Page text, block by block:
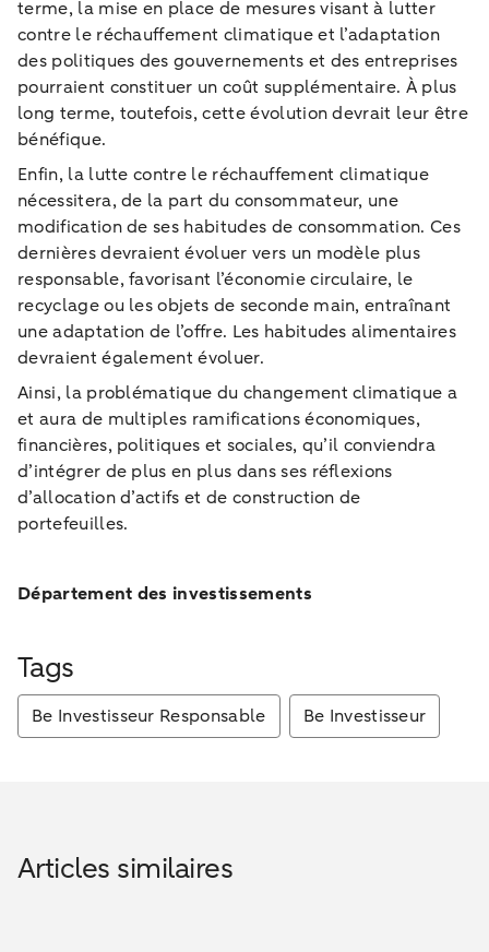
terme, la mise en place de mesures visant à lutter
contre le réchauffement climatique et l’adaptation
des politiques des gouvernements et des entreprises
pourraient constituer un coût supplémentaire. À plus
long terme, toutefois, cette évolution devrait leur être
bénéfique.
Enfin, la lutte contre le réchauffement climatique
nécessitera, de la part du consommateur, une
modification de ses habitudes de consommation. Ces
dernières devraient évoluer vers un modèle plus
responsable, favorisant l’économie circulaire, le
recyclage ou les objets de seconde main, entraînant
une adaptation de l’offre. Les habitudes alimentaires
devraient également évoluer.
Ainsi, la problématique du changement climatique a
et aura de multiples ramifications économiques,
financières, politiques et sociales, qu’il conviendra
d’intégrer de plus en plus dans ses réflexions
d’allocation d’actifs et de construction de
portefeuilles.
Département des investissements
Tags
Be Investisseur Responsable Be Investisseur
Articles similaires